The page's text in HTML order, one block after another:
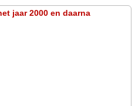
jaar 2000 en daarna